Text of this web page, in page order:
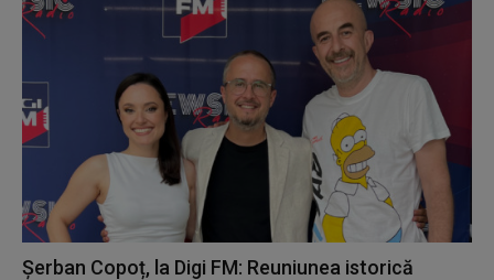
Șerban Copoț, la Digi FM: Reuniunea istorică